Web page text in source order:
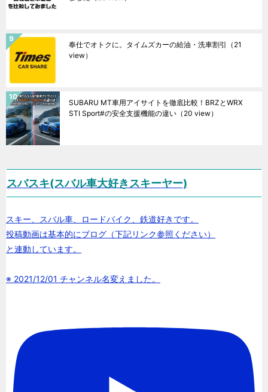
奉仕でオトクに。タイムズカーの給油・洗車割引 （21
view）
SUBARU MT車用アイサイトを徹底比較！BRZとWRX
STI Sport#の安全支援機能の違い （20 view）
スバスキ(スバル車大好きスキーヤー)
スキー、スバル車、ロードバイク、鉄道好きです。
投稿動画は基本的にブログ（下記リンク参照ください）
と連動しています。
※ 2021/12/01 チャンネル名変えました。